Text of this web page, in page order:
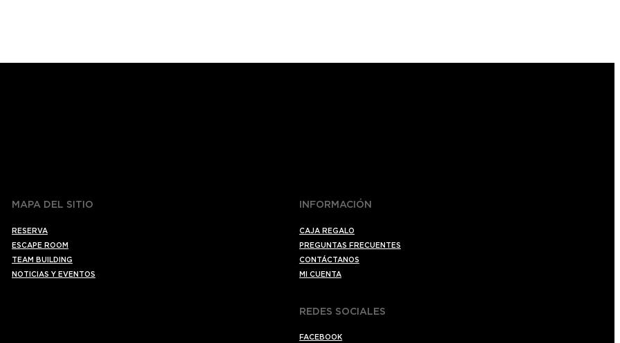
MAPA DEL SITIO
RESERVA
ESCAPE ROOM
TEAM BUILDING
NOTICIAS Y EVENTOS
INFORMACIÓN
CAJA REGALO
PREGUNTAS FRECUENTES
CONTÁCTANOS
MI CUENTA
REDES SOCIALES
FACEBOOK